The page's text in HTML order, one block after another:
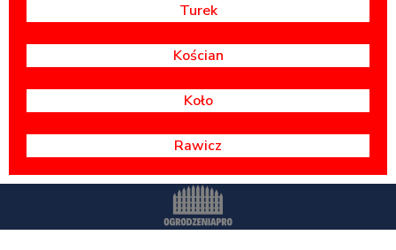
Turek
Kościan
Koło
Rawicz